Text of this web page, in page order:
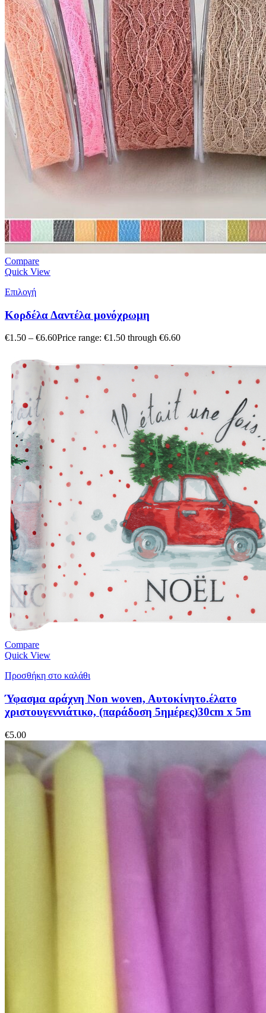
Compare
Quick View
Επιλογή
Κορδέλα Δαντέλα μονόχρωμη
€1.50 – €6.60Price range: €1.50 through €6.60
Compare
Quick View
Προσθήκη στο καλάθι
Ύφασμα αράχνη Non woven, Aυτοκίνητο.έλατο
χριστουγεννιάτικο, (παράδοση 5ημέρες)30cm x 5m
€5.00